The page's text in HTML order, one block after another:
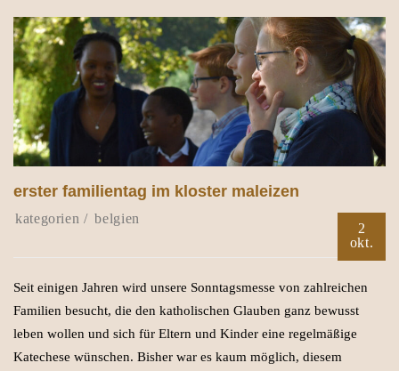
erster familientag im kloster maleizen
belgien
2
okt.
Seit einigen Jahren wird unsere Sonntagsmesse von zahlreichen
Familien besucht, die den katholischen Glauben ganz bewusst
leben wollen und sich für Eltern und Kinder eine regelmäßige
Katechese wünschen. Bisher war es kaum möglich, diesem